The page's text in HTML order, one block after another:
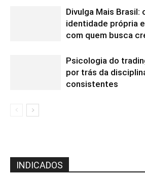
Divulga Mais Brasil:
identidade própria
com quem busca
Psicologia do
por trás da
consistentes
INDICADOS